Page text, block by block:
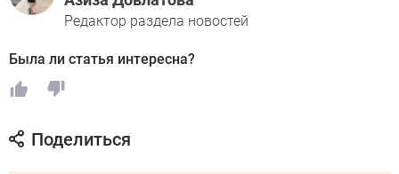
Редактор раздела новостей
Была ли статья интересна?
Поделиться